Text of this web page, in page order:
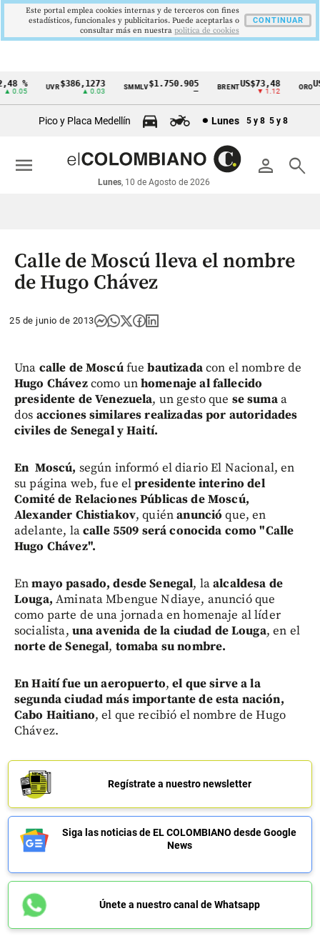
Cintillo
económicos
Colombia
%
0.05
UVR$386,1273
▲ 0.03
SMMLV$1.750.905 BRENTUS$73,48
▼ 1.12
ORO
Pico y Placa Medellín Lunes 5 y 8 5 y 8
person search
Lunes, 10 de Agosto de 2026
menu
Calle de Moscú lleva el nombre
de Hugo Chávez
25 de junio de 2013
Una calle de Moscúfuebautizadacon el nombre de
Hugo Chávezcomo unhomenaje al fallecido
presidente de Venezuela, un gesto que se sumaa
dos acciones similares realizadas por autoridades
civiles de Senegal y Haití.
En Moscú, según informó el diario El Nacional, en
su página web, fue elpresidente interino del
Comité de Relaciones Públicas de Moscú,
Alexander Chistiakov, quiénanunció que, en
adelante, lacalle 5509 será conocida como "Calle
Hugo Chávez".
Enmayo pasado, desde Senegal, laalcaldesa de
Louga, Aminata Mbengue Ndiaye, anunció que
como parte de una jornada en homenaje al líder
socialista, una avenida de la ciudad de Louga, en el
norte de Senegal, tomaba su nombre.
En Haití fue un aeropuerto,el que sirve a la
segunda ciudad más importante de esta nación,
Cabo Haitiano, el que recibió el nombre de Hugo
Chávez.
Regístrate a nuestro newsletter
Siga las noticias de EL COLOMBIANO desde Google
News
Únete a nuestro canal de Whatsapp
Este portal emplea cookies internas y de terceros con fines
estadísticos, funcionales y publicitarios. Puede aceptarlas o
consultar más en nuestra politica de cookies
CONTINUAR